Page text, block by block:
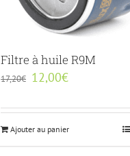
Filtre à huile R9M
17,20€ 12,00€
Ajouter au panier